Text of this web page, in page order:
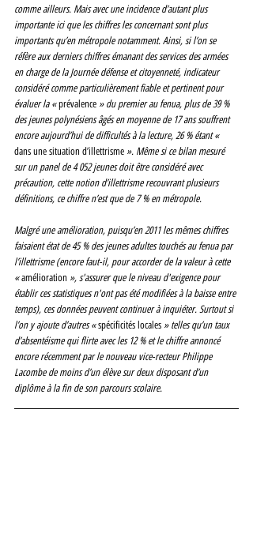
comme ailleurs. Mais avec une incidence d’autant plus
importante ici que les chiffres les concernant sont plus
importants qu’en métropole notamment. Ainsi, si l’on se
réfère aux derniers chiffres émanant des services des armées
en charge de la Journée défense et citoyenneté, indicateur
considéré comme particulièrement fiable et pertinent pour
évaluer la « prévalence » du premier au fenua, plus de 39 %
des jeunes polynésiens âgés en moyenne de 17 ans souffrent
encore aujourd’hui de difficultés à la lecture, 26 % étant «
dans une situation d’illettrisme ». Même si ce bilan mesuré
sur un panel de 4 052 jeunes doit être considéré avec
précaution, cette notion d’illettrisme recouvrant plusieurs
définitions, ce chiffre n’est que de 7 % en métropole.
Malgré une amélioration, puisqu’en 2011 les mêmes chiffres
faisaient état de 45 % des jeunes adultes touchés au fenua par
l’illettrisme (encore faut-il, pour accorder de la valeur à cette
« amélioration », s'assurer que le niveau d'exigence pour
établir ces statistiques n'ont pas été modifiées à la baisse entre
temps), ces données peuvent continuer à inquiéter. Surtout si
l’on y ajoute d’autres « spécificités locales » telles qu’un taux
d’absentéisme qui flirte avec les 12 % et le chiffre annoncé
encore récemment par le nouveau vice-recteur Philippe
Lacombe de moins d’un élève sur deux disposant d’un
diplôme à la fin de son parcours scolaire.